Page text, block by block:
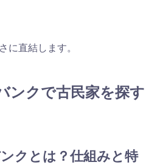
に直結します。
ンクで古民家を探す
クとは？仕組みと特